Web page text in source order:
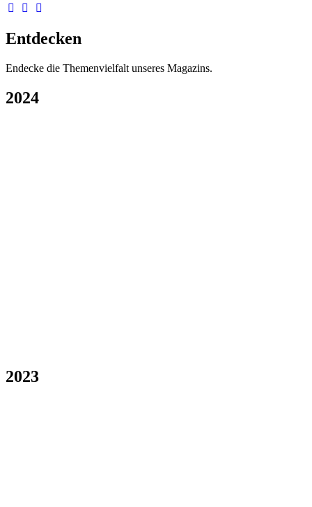
Entdecken
Endecke die Themenvielfalt unseres Magazins.
2024
2023